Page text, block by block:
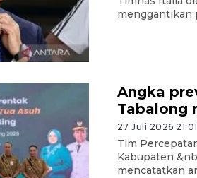
menggantikan
Angka
Tabalong
27 Juli 2026 21:01
Tim
Kabupaten
mencatatkan